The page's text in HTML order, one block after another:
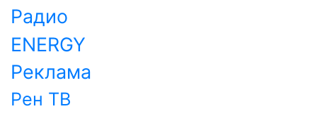
Радио
ENERGY
Реклама
Рен ТВ